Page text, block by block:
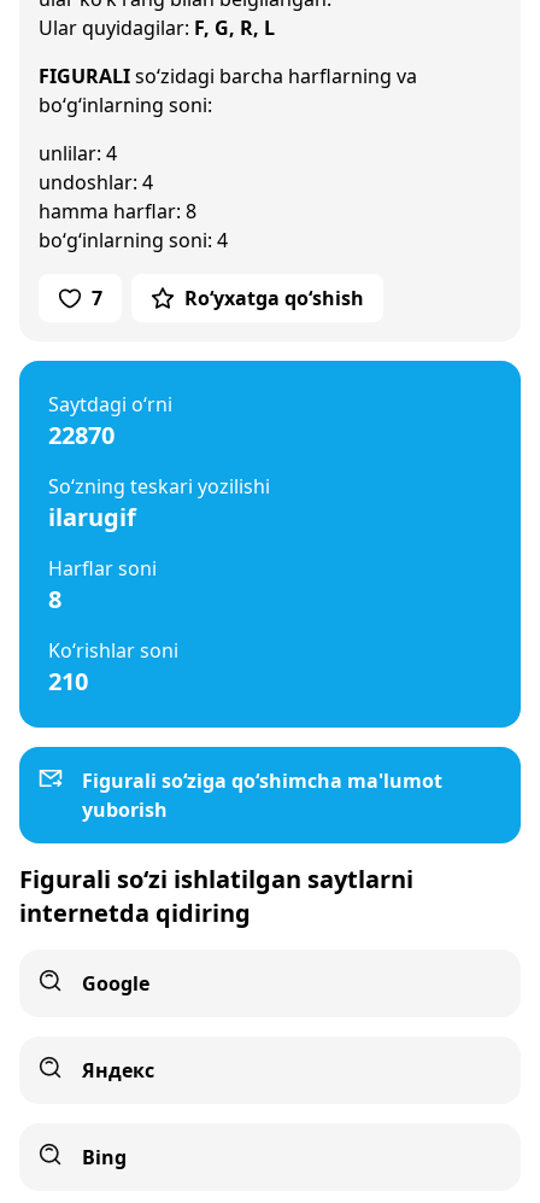
Ular quyidagilar: F, G, R, L
FIGURALIso‘zidagi barcha harflarning va
bo‘g‘inlarning soni:
unlilar: 4
undoshlar: 4
hamma harflar: 8
bo‘g‘inlarning soni: 4
7 Ro‘yxatga qo‘shish
Saytdagi o‘rni
22870
So‘zning teskari yozilishi
ilarugif
Harflar soni
8
Ko‘rishlar soni
210
Figurali so‘ziga qo‘shimcha ma'lumot
yuborish
Figurali so‘zi ishlatilgan saytlarni
internetda qidiring
Google
Яндекс
Bing